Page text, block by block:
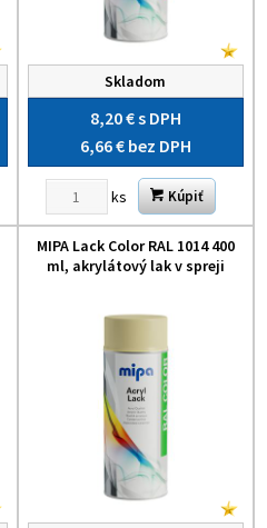
Skladom
8,20 €s DPH
6,66 € bez DPH
ks Kúpiť
MIPA Lack Color RAL 1014 400
ml, akrylátový lak v spreji